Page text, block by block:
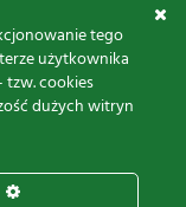
tego
użytkownika
tzw. cookies
dużych witryn